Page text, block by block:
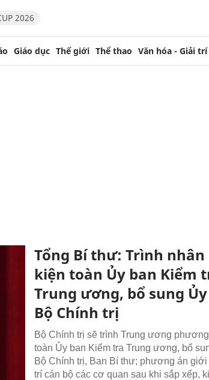
2026
Giáo dục Thế giới Thể thao Văn hóa - Giải trí
Tổng Bí thư: Trình nhân
kiện toàn Ủy ban Kiểm
Trung ương, bổ sung
Bộ Chính trị
Bộ Chính trị sẽ trình Trung ương
toàn Ủy ban Kiểm tra Trung ương, bổ
Bộ Chính trị, Ban Bí thư; phương án giới
trí cán bộ các cơ quan sau khi sắp xếp,